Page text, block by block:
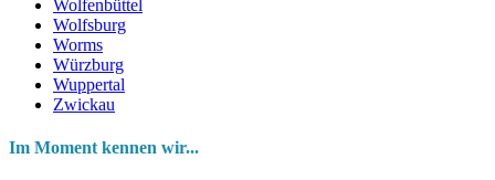
Wolfenbüttel
Wolfsburg
Worms
Würzburg
Wuppertal
Zwickau
Im Moment kennen wir...